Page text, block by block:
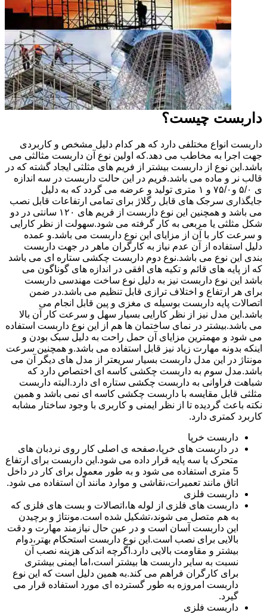
داربست چیست؟
داربست انواع مختلفی دارد که هر کدام دلیل مشخص و کاربردی
جهت اجرا به مخاطب می دهد.که اولین نوع آن داربست مثالثی می
باشد.این نوع از داربست بیشتر از فریم های مثلثی ایجاد گشته که در
قالب نر و ماده می باشد.فریم در این حالت داربست در سه اندازه
ی ۵/۰ و۷۵/۰ و ۱ متری تولید و عرضه می گردد که به دلیل
جایگذاری سرجک های قابل رگلاژ برای تمامی ارتفاعات قابل نصب
می باشد و همچنین این نوع داربست از فریم های ۱۲۰ سانتی در دو
شکل مثلثی یا مربعی به کار گرفته می شود.سهولت از نظر کارایی
و سرعت کار با آن از مزایای این نوع داربست می باشد.و عمده
دلیل استفاده از آن عدم نیاز به کارگران ماهر در جهت داربست
بندی این نوع می باشد.نوع دوم داربست چکشی ستاره ای می باشد
که از پایه های قائم و تکیه های افقی در اندازه های گوناگون می
باشد این نوع داربست نیز به دلیل نوع ساخت مهندسی داربست
برای هر ارتفاع و اختلاف ترازی قابل تنظیم می باشد.در ضمن
اتصالات پایه داربست بوسیله ی مغزی و پین قابل انجام می
باشد.این مدل نیز از نظر کارایی بسیار سهل و سرعت کار آن بالا
می باشد.بیشتر در نمای ساختمان ها هم از این نوع داربست استفاده
می شود و مهمترین مزایای آن حمل راحت به دلیل سبک بودن و
اینکه بدونه مهارت زیاد نیز قابل استفاده می باشد.و همچنین سرعت
مونتاژ در این مدل داربست بسیار سریعتر از مدل های دیگر آن می
باشد.مدل سوم به داربست چکشی کاسه ای اختصاص دارد که
شباهت فراوانی به داربست چکشی ستاره ای دارد.البته داربست
مثلثی قابل مقایسه با داربست چکشی کاسه ای نمی باشد و همین
نکته باعث گردیده تا از نظر ایمنی و کاربری با وجود ساختار مشابه
کاربرد کمتری دارد.
داربست خرپا
در داربست های خرپا،صفحه ی اصلی کار روی نردبان های
متحرک یا سه پایه قرار داده می شود.این داربست برای ارتفاع
5 متری استفاده می شود و به طور معمول برای کار در داخل
اتاق مانند تعمیرات،نقاشی و موارد مانند آن استفاده می شود.
داربست فلزی
داربست های فلزی از لوله ها،اتصالات و بست های فلزی که
به هم متصل می شوند،تشکیل شده است.مونتاژ و برچیدن
این داربست آسان است و در عین حال نیازمند مهارت و دقت
بالایی برای نصب است.این نوع داربست استحکام بهتر،دوام
بیشتر و مقاومت بالایی دارد.اگرچه اندکی هزینه نصب آن
نسبت به سایر داربست ها بیشتر است،اما ایمنی بیشتری
برای کارگران فراهم می کند.به همین دلیل است که این نوع
داربست امروزه به طور گسترده ای مورد استفاده قرار می
گیرد.
داربست فلزی